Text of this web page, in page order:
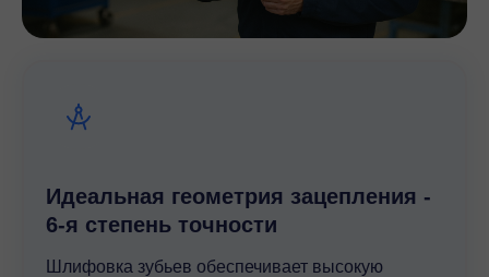
инкрементальный энкодер с комплиментарным
Идеальная геометрия зацепления -
6-я степень точности
Шлифовка зубьев обеспечивает высокую